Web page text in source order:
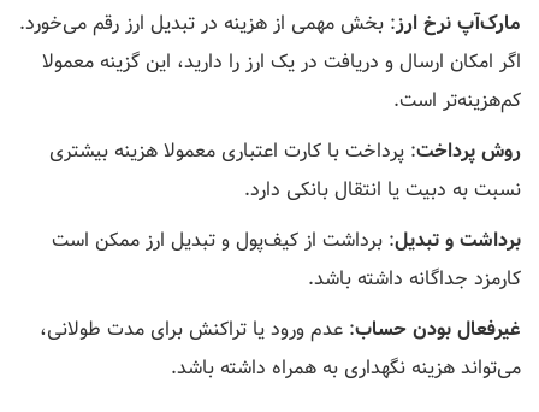
مارک‌آپ نرخ ارز: بخش مهمی از هزینه در تبدیل ارز رقم می‌خورد.
اگر امکان ارسال و دریافت در یک ارز را دارید، این گزینه معمولا
کم‌هزینه‌تر است.
روش پرداخت: پرداخت با کارت اعتباری معمولا هزینه بیشتری
نسبت به دبیت یا انتقال بانکی دارد.
برداشت و تبدیل: برداشت از کیف‌پول و تبدیل ارز ممکن است
کارمزد جداگانه داشته باشد.
غیرفعال بودن حساب: عدم ورود یا تراکنش برای مدت طولانی،
می‌تواند هزینه نگهداری به همراه داشته باشد.